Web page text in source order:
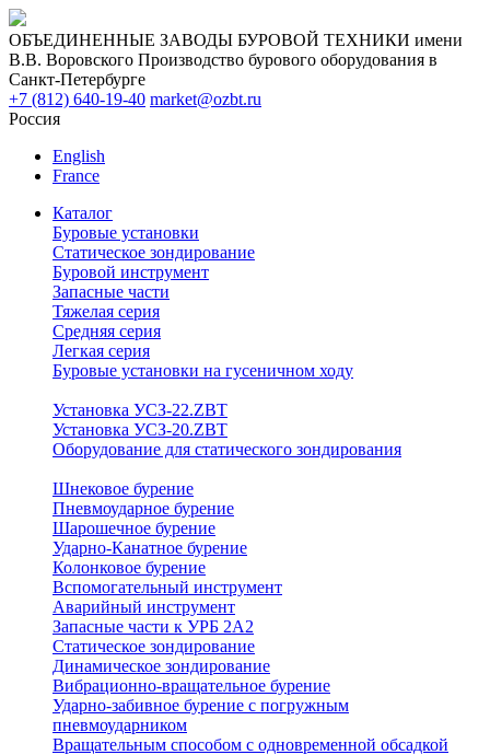
ОБЪЕДИНЕННЫЕ ЗАВОДЫ БУРОВОЙ ТЕХНИКИ имени
В.В. Воровского Производство бурового оборудования в
Санкт-Петербурге
+7 (812) 640-19-40 market@ozbt.ru
Россия
English
France
Каталог
Буровые установки
Статическое зондирование
Буровой инструмент
Запасные части
Тяжелая серия
Средняя серия
Легкая серия
Буровые установки на гусеничном ходу
Установка УСЗ-22.ZBT
Установка УСЗ-20.ZBT
Оборудование для статического зондирования
Шнековое бурение
Пневмоударное бурение
Шарошечное бурение
Ударно-Канатное бурение
Колонковое бурение
Вспомогательный инструмент
Аварийный инструмент
Запасные части к УРБ 2А2
Статическое зондирование
Динамическое зондирование
Вибрационно-вращательное бурение
Ударно-забивное бурение с погружным
пневмоударником
Вращательным способом с одновременной обсадкой